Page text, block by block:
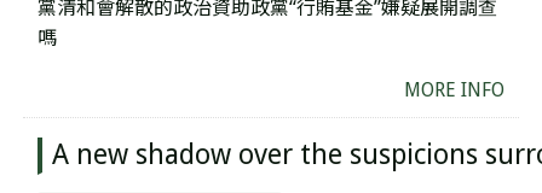
黨清和會解散的政治資助政黨“行賄基金”嫌疑展開調查
嗎
MORE INFO
A new shadow over the suspicions